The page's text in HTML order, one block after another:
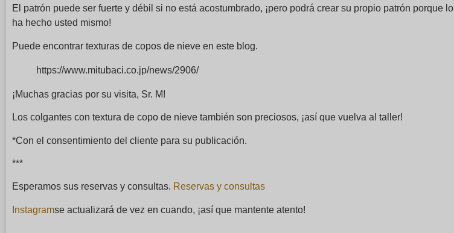
El patrón puede ser fuerte y débil si no está acostumbrado, ¡pero podrá crear su propio patrón porque lo
ha hecho usted mismo!
Puede encontrar texturas de copos de nieve en este blog.
https://www.mitubaci.co.jp/news/2906/
¡Muchas gracias por su visita, Sr. M!
Los colgantes con textura de copo de nieve también son preciosos, ¡así que vuelva al taller!
*Con el consentimiento del cliente para su publicación.
***
Esperamos sus reservas y consultas. Reservas y consultas
Instagramse actualizará de vez en cuando, ¡así que mantente atento!